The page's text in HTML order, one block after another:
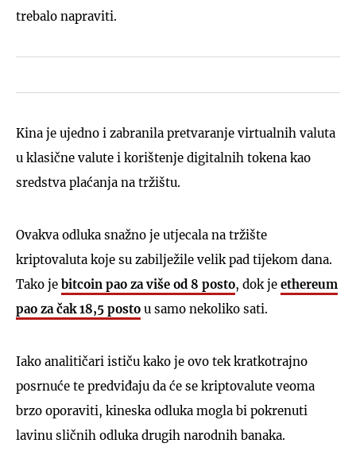
trebalo napraviti.
Kina je ujedno i zabranila pretvaranje virtualnih valuta
u klasične valute i korištenje digitalnih tokena kao
sredstva plaćanja na tržištu.
Ovakva odluka snažno je utjecala na tržište
kriptovaluta koje su zabilježile velik pad tijekom dana.
Tako je bitcoin pao za više od 8 posto, dok je ethereum
pao za čak 18,5 posto u samo nekoliko sati.
Iako analitičari ističu kako je ovo tek kratkotrajno
posrnuće te predviđaju da će se kriptovalute veoma
brzo oporaviti, kineska odluka mogla bi pokrenuti
lavinu sličnih odluka drugih narodnih banaka.